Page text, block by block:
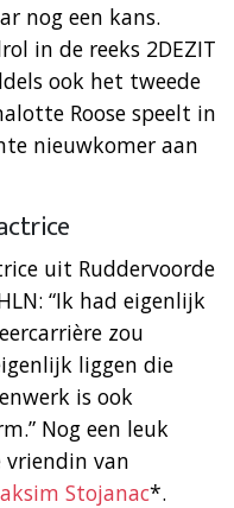
nog een kans.
in de reeks 2DEZIT
ook het tweede
Roose speelt in
nieuwkomer aan
uit Ruddervoorde
“Ik had eigenlijk
zou
liggen die
is ook
Nog een leuk
vriendin van
Stojanac*.